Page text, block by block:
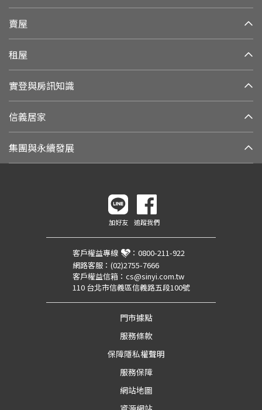
賣屋
租屋
實登與房訊知識
信義居家
集團與永續發展
加好友 追蹤我們
客戶權益專線 ： 0800-211-922
網路客服： (02)2755-7666
客戶權益信箱： cs@sinyi.com.tw
110 台北市信義區信義路五段100號
門市據點
服務條款
保障隱私權聲明
服務保障
網站地圖